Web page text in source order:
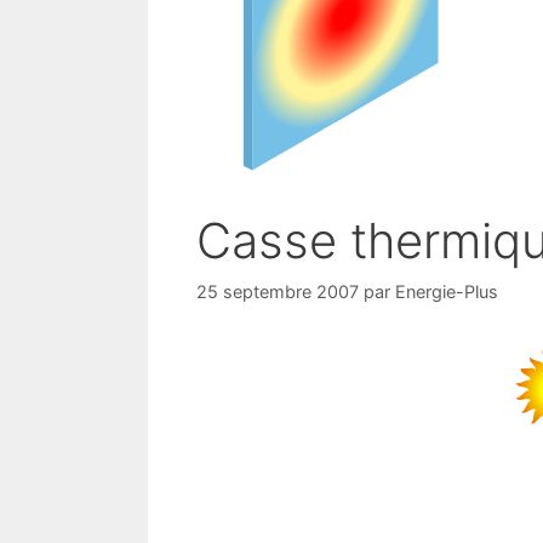
Casse
25 septembre 2007 par Energie-Plus